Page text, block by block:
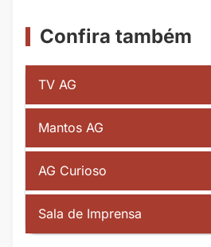
Confira também
TV AG
Mantos AG
AG Curioso
Sala de Imprensa